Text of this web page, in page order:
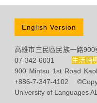
English Version
高雄市三民區民族一路
07-342-6031 生活輔
900 Mintsu 1st Road
+886-7-347-4102
University of Languages